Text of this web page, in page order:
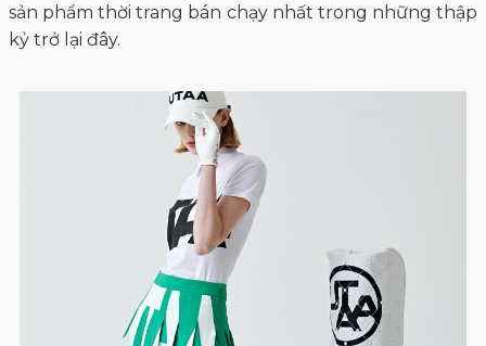
sản phẩm thời trang bán chạy nhất trong những thập
kỷ trở lại đây.